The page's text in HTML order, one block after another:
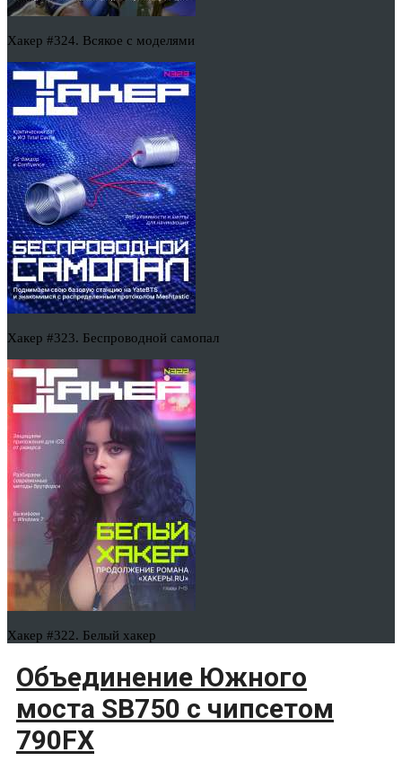
Хакер #324. Всякое с моделями
Хакер #323. Беспроводной самопал
Хакер #322. Белый хакер
Объединение Южного
моста SB750 с чипсетом
790FX